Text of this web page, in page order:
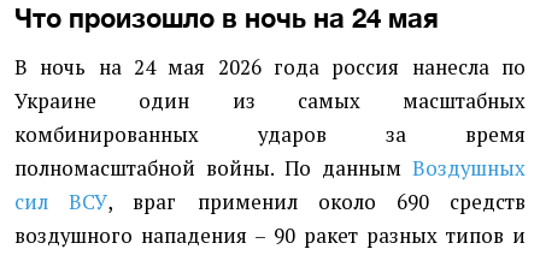
Что произошло в ночь на 24 мая
В ночь на 24 мая 2026 года россия нанесла по
Украине один из самых масштабных
комбинированных ударов за время
полномасштабной войны. По данным Воздушных
сил ВСУ, враг применил около 690 средств
воздушного нападения – 90 ракет разных типов и